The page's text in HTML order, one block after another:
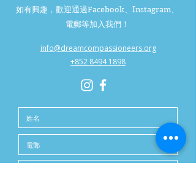
如有興趣，歡迎通過Facebook、Instagram、
電郵等加入我們！
info@dreamcompassioneers.org
+852 8494 1898